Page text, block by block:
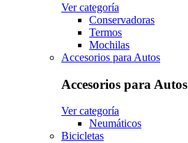
Ver categoría
Conservadoras
Termos
Mochilas
Accesorios para Autos
Accesorios para Autos
Ver categoría
Neumáticos
Bicicletas